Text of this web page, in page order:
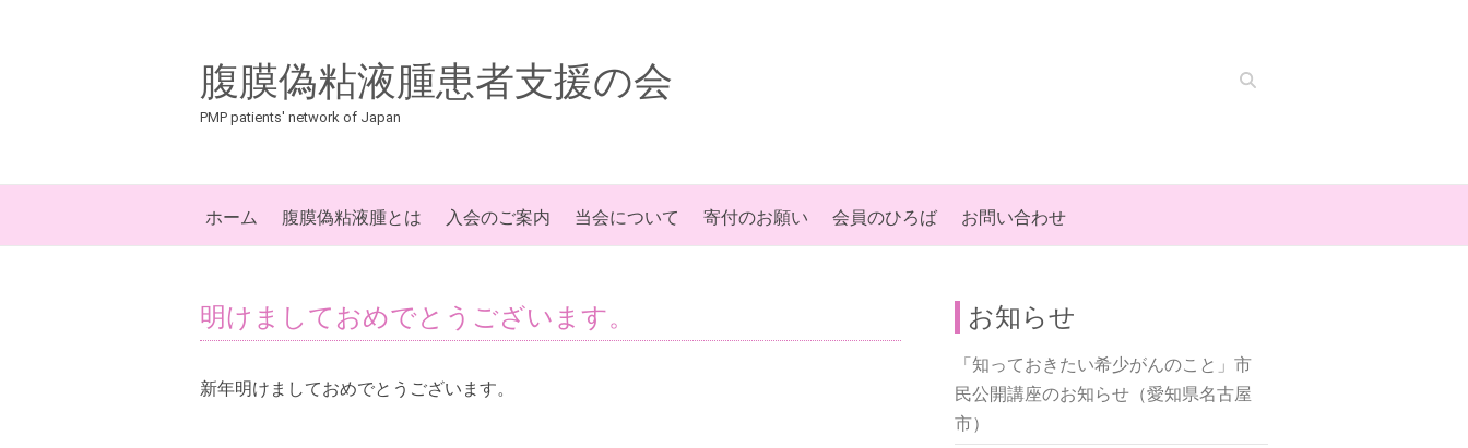
Search
腹膜偽粘液腫患者支援の会
PMP patients' network of Japan
ホーム 腹膜偽粘液腫とは 入会のご案内 当会について 寄付のお願い 会員のひろば お問い合わせ
明けましておめでとうございます。
新年明けましておめでとうございます。
お知らせ
「知っておきたい希少がんのこと」市
民公開講座のお知らせ（愛知県名古屋
市）